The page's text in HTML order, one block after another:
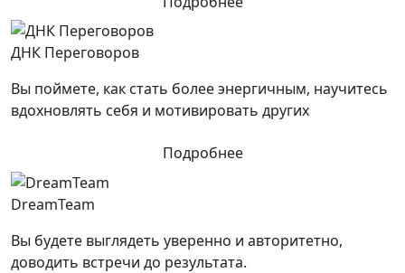
ДНК Переговоров
Вы поймете, как стать более энергичным, научитесь
вдохновлять себя и мотивировать других
Подробнее
DreamTeam
Вы будете выглядеть уверенно и авторитетно,
доводить встречи до результата.